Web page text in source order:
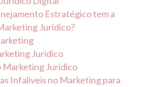
Estratégico tem a
Jurídico?
Jurídico
Marketing Jurídico
Infalíveis no Marketing para